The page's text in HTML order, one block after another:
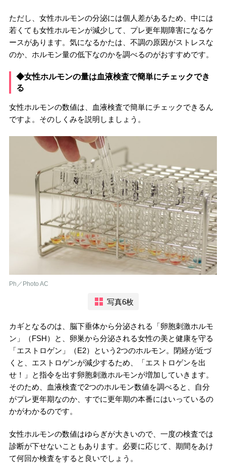
ただし、女性ホルモンの分泌には個人差があるため、中には
若くても女性ホルモンが減少して、プレ更年期障害になるケ
ースがあります。気になるかたは、不調の原因がストレスな
のか、ホルモン量の低下なのかを調べるのがおすすめです。
◆女性ホルモンの量は血液検査で簡単にチェックでき
る
女性ホルモンの数値は、血液検査で簡単にチェックできるん
ですよ。そのしくみを説明しましょう。
Ph／Photo AC
写真6枚
カギとなるのは、脳下垂体から分泌される「卵胞刺激ホルモ
ン」（FSH）と、卵巣から分泌される女性の美と健康を守る
「エストロゲン」（E2）という2つのホルモン。閉経が近づ
くと、エストロゲンが減少するため、「エストロゲンを出
せ！」と指令を出す卵胞刺激ホルモンが増加していきます。
そのため、血液検査で2つのホルモン数値を調べると、自分
がプレ更年期なのか、すでに更年期の本番にはいっているの
かがわかるのです。
女性ホルモンの数値はゆらぎが大きいので、一度の検査では
診断が下せないこともあります。必要に応じて、期間をあけ
て何回か検査をすると良いでしょう。